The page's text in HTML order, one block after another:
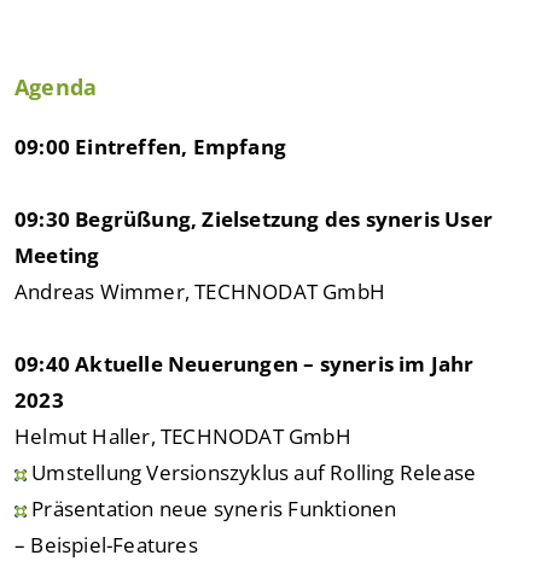
Agenda
09:00 Eintreffen, Empfang
09:30 Begrüßung, Zielsetzung des syneris User
Meeting
Andreas Wimmer, TECHNODAT GmbH
09:40 Aktuelle Neuerungen – syneris im Jahr
2023
Helmut Haller, TECHNODAT GmbH
Umstellung Versionszyklus auf Rolling Release
Präsentation neue syneris Funktionen
– Beispiel-Features